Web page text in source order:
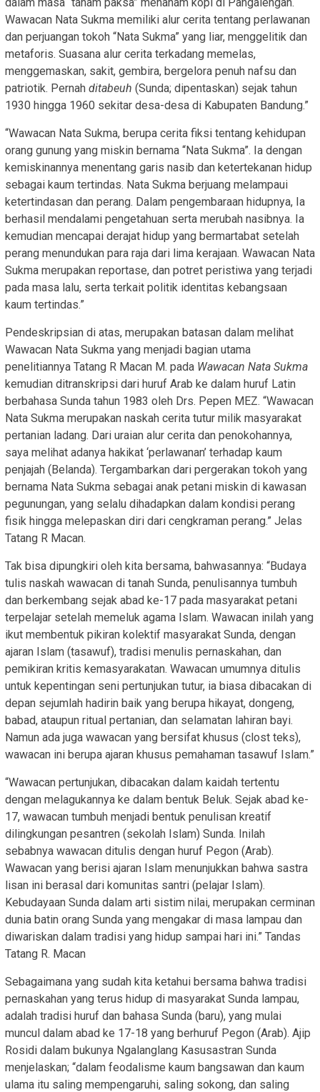
Wawacan Nata Sukma memiliki alur cerita tentang perlawanan
dan perjuangan tokoh “Nata Sukma” yang liar, menggelitik dan
metaforis. Suasana alur cerita terkadang memelas,
menggemaskan, sakit, gembira, bergelora penuh nafsu dan
patriotik. Pernah ditabeuh (Sunda; dipentaskan) sejak tahun
1930 hingga 1960 sekitar desa-desa di Kabupaten Bandung.”
“Wawacan Nata Sukma, berupa cerita fiksi tentang kehidupan
orang gunung yang miskin bernama “Nata Sukma”. Ia dengan
kemiskinannya menentang garis nasib dan ketertekanan hidup
sebagai kaum tertindas. Nata Sukma berjuang melampaui
ketertindasan dan perang. Dalam pengembaraan hidupnya, Ia
berhasil mendalami pengetahuan serta merubah nasibnya. Ia
kemudian mencapai derajat hidup yang bermartabat setelah
perang menundukan para raja dari lima kerajaan. Wawacan Nata
Sukma merupakan reportase, dan potret peristiwa yang terjadi
pada masa lalu, serta terkait politik identitas kebangsaan
kaum tertindas.”
Pendeskripsian di atas, merupakan batasan dalam melihat
Wawacan Nata Sukma yang menjadi bagian utama
penelitiannya Tatang R Macan M. pada Wawacan Nata Sukma
kemudian ditranskripsi dari huruf Arab ke dalam huruf Latin
berbahasa Sunda tahun 1983 oleh Drs. Pepen MEZ. “Wawacan
Nata Sukma merupakan naskah cerita tutur milik masyarakat
pertanian ladang. Dari uraian alur cerita dan penokohannya,
saya melihat adanya hakikat ‘perlawanan’ terhadap kaum
penjajah (Belanda). Tergambarkan dari pergerakan tokoh yang
bernama Nata Sukma sebagai anak petani miskin di kawasan
pegunungan, yang selalu dihadapkan dalam kondisi perang
fisik hingga melepaskan diri dari cengkraman perang.” Jelas
Tatang R Macan.
Tak bisa dipungkiri oleh kita bersama, bahwasannya: “Budaya
tulis naskah wawacan di tanah Sunda, penulisannya tumbuh
dan berkembang sejak abad ke-17 pada masyarakat petani
terpelajar setelah memeluk agama Islam. Wawacan inilah yang
ikut membentuk pikiran kolektif masyarakat Sunda, dengan
ajaran Islam (tasawuf), tradisi menulis pernaskahan, dan
pemikiran kritis kemasyarakatan. Wawacan umumnya ditulis
untuk kepentingan seni pertunjukan tutur, ia biasa dibacakan di
depan sejumlah hadirin baik yang berupa hikayat, dongeng,
babad, ataupun ritual pertanian, dan selamatan lahiran bayi.
Namun ada juga wawacan yang bersifat khusus (clost teks),
wawacan ini berupa ajaran khusus pemahaman tasawuf Islam.”
“Wawacan pertunjukan, dibacakan dalam kaidah tertentu
dengan melagukannya ke dalam bentuk Beluk. Sejak abad ke-
17, wawacan tumbuh menjadi bentuk penulisan kreatif
dilingkungan pesantren (sekolah Islam) Sunda. Inilah
sebabnya wawacan ditulis dengan huruf Pegon (Arab).
Wawacan yang berisi ajaran Islam menunjukkan bahwa sastra
lisan ini berasal dari komunitas santri (pelajar Islam).
Kebudayaan Sunda dalam arti sistim nilai, merupakan cerminan
dunia batin orang Sunda yang mengakar di masa lampau dan
diwariskan dalam tradisi yang hidup sampai hari ini.” Tandas
Tatang R. Macan
Sebagaimana yang sudah kita ketahui bersama bahwa tradisi
pernaskahan yang terus hidup di masyarakat Sunda lampau,
adalah tradisi huruf dan bahasa Sunda (baru), yang mulai
muncul dalam abad ke 17-18 yang berhuruf Pegon (Arab). Ajip
Rosidi dalam bukunya Ngalanglang Kasusastran Sunda
menjelaskan; “dalam feodalisme kaum bangsawan dan kaum
ulama itu saling mempengaruhi, saling sokong, dan saling